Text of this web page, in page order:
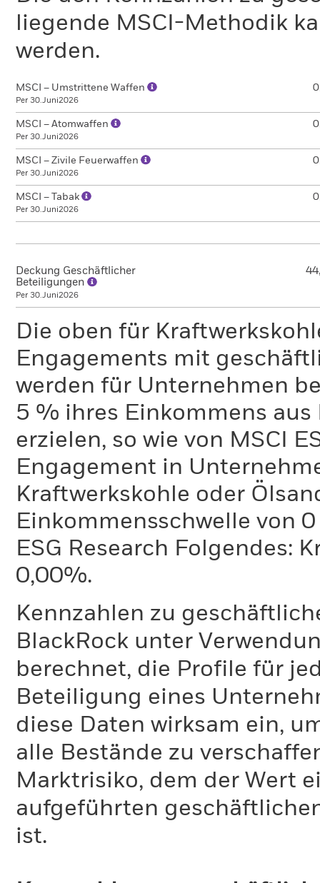
liegende MSCI-Methodik
werden.
MSCI – Umstrittene Waffen
Per 30.Juni2026
MSCI – Atomwaffen
Per 30.Juni2026
MSCI – Zivile Feuerwaffen
Per 30.Juni2026
MSCI – Tabak
Per 30.Juni2026
Deckung Geschäftlicher
Beteiligungen
Per 30.Juni2026
Die oben für
Engagements mit
werden für Unternehmen
5 % ihres Einkommens
erzielen, so wie von MSCI
Engagement in
Kraftwerkskohle oder
Einkommensschwelle von
ESG Research Folgendes:
0,00%.
Kennzahlen zu
BlackRock unter
berechnet, die Profile für
Beteiligung eines
diese Daten wirksam ein,
alle Bestände zu
Marktrisiko, dem der Wert
aufgeführten
ist.